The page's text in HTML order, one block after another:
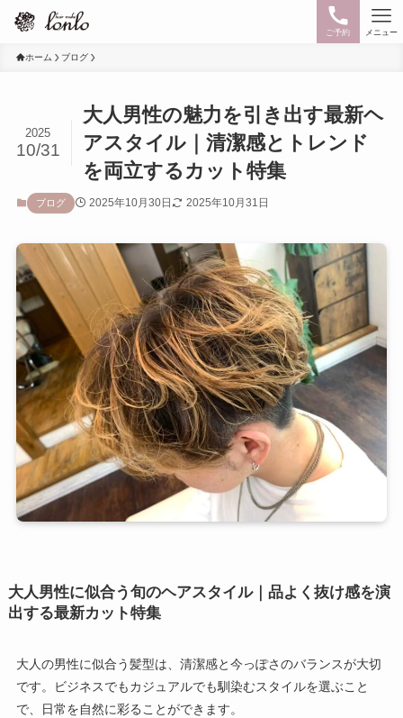
ご予約 メニュー
ホーム ブログ
大人男性の魅力を引き出す最新ヘ
アスタイル｜清潔感とトレンド
を両立するカット特集
2025
10/31
ブログ 2025年10月30日 2025年10月31日
大人男性に似合う旬のヘアスタイル｜品よく抜け感を演
出する最新カット特集
大人の男性に似合う髪型は、清潔感と今っぽさのバランスが大切
です。ビジネスでもカジュアルでも馴染むスタイルを選ぶこと
で、日常を自然に彩ることができます。